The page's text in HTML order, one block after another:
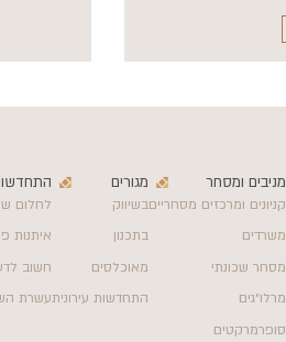
מניבים ומסחר
קניונים ומרכזים מסחריים
משרדים
מסחר שכונתי
מרלו״גים
סופרמרקטים
מגורים
בשיווק
בתכנון
מאוכלסים
התחדשות עירונית
לחלום
איתנות
חשוב
עשרת